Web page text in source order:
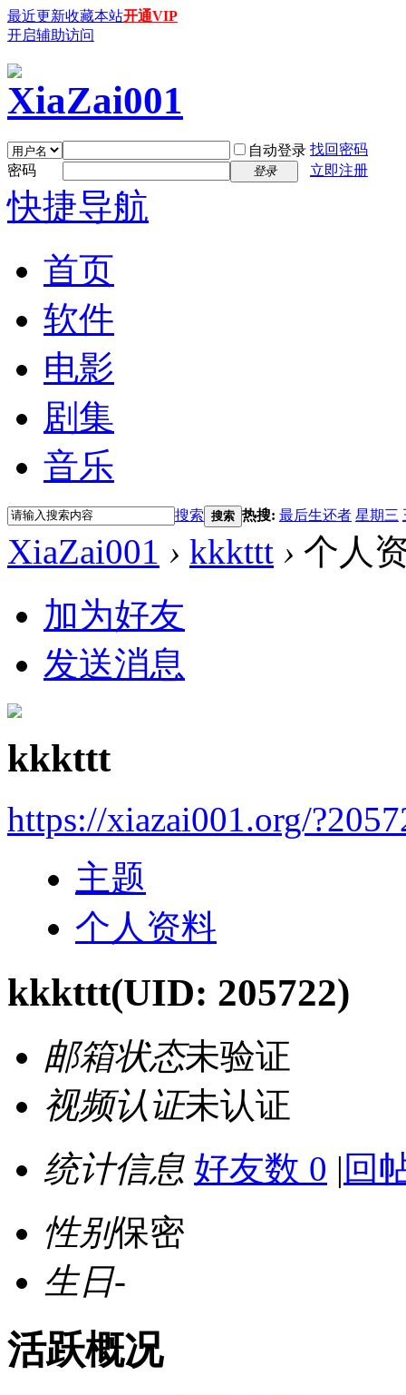
最近更新收藏本站开通VIP
开启辅助访问
自动登录 找回密码
密码
登录 立即注册
快捷导航
首页
软件
电影
剧集
音乐
搜索 搜索 热搜: 最后生还者 星期三
XiaZai001 › kkkttt › 个人
加为好友
发送消息
kkkttt
https://xiazai001.org/
主题
个人资料
kkkttt(UID: 205722)
邮箱状态未验证
视频认证未认证
统计信息 好友数 0 | 回
性别保密
生日-
活跃概况